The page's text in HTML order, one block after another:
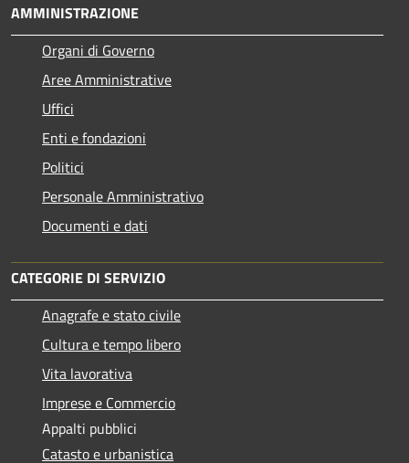
AMMINISTRAZIONE
Organi di Governo
Aree Amministrative
Uffici
Enti e fondazioni
Politici
Personale Amministrativo
Documenti e dati
CATEGORIE DI SERVIZIO
Anagrafe e stato civile
Cultura e tempo libero
Vita lavorativa
Imprese e Commercio
Appalti pubblici
Catasto e urbanistica